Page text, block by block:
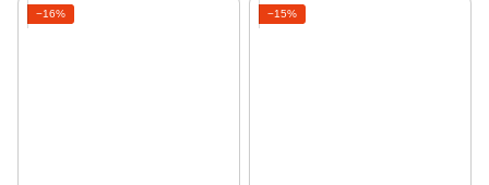
−16% −15%